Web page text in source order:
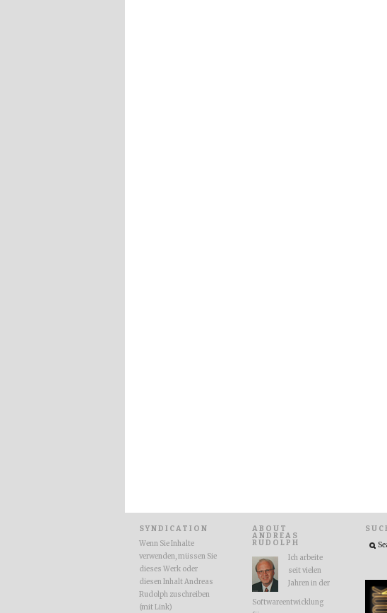
SYNDICATION
Wenn Sie Inhalte
verwenden, müssen Sie
dieses Werk oder
diesen Inhalt Andreas
Rudolph zuschreiben
(mit Link)
ABOUT
ANDREAS
RUDOLPH
Ich arbeite
seit vielen
Jahren in der
Softwareentwicklung